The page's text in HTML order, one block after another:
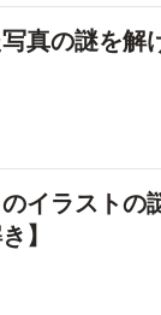
真の謎を解
イラストの
】